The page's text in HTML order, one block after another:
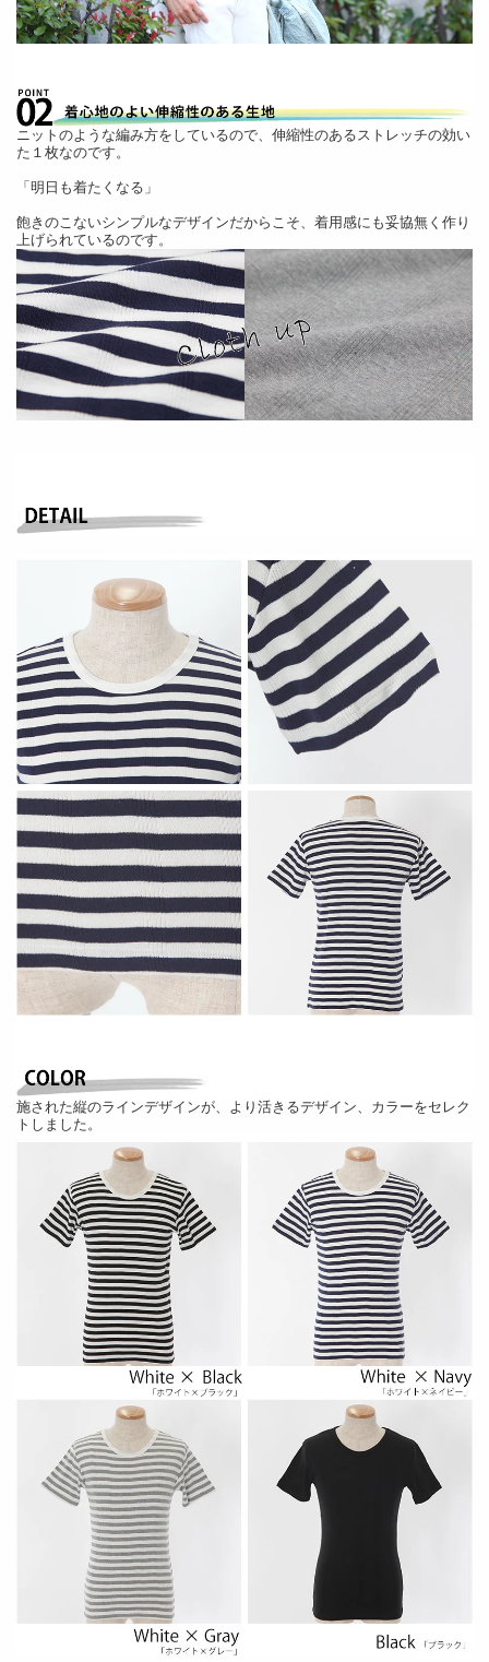
ニットのような編み方をしているので、伸縮性のあるストレッチの効い
た１枚なのです。
「明日も着たくなる」
飽きのこないシンプルなデザインだからこそ、着用感にも妥協無く作り
上げられているのです。
施された縦のラインデザインが、より活きるデザイン、カラーをセレク
トしました。